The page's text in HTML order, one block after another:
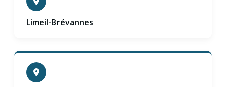
Limeil-Brévannes